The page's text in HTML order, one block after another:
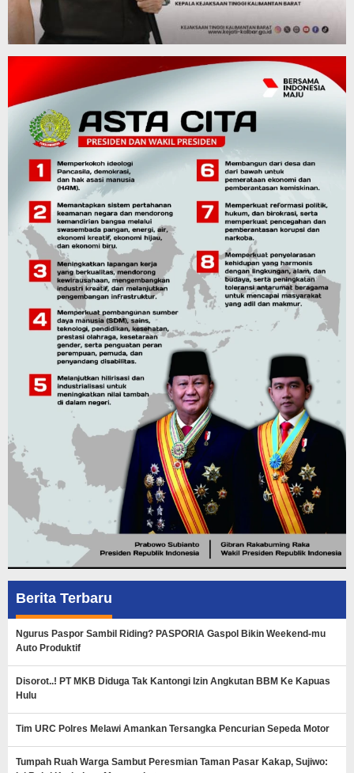
Berita Terbaru
Ngurus Paspor Sambil Riding? PASPORIA Gaspol Bikin Weekend-mu
Auto Produktif
Disorot..! PT MKB Diduga Tak Kantongi Izin Angkutan BBM Ke Kapuas
Hulu
Tim URC Polres Melawi Amankan Tersangka Pencurian Sepeda Motor
Tumpah Ruah Warga Sambut Peresmian Taman Pasar Kakap, Sujiwo: